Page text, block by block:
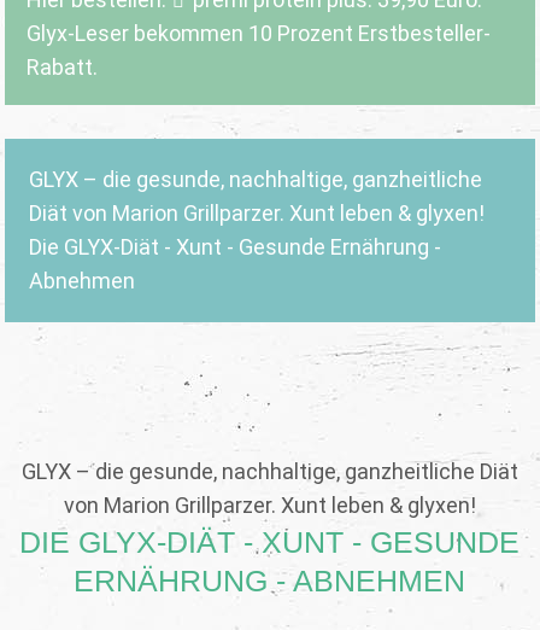
Glyx-Leser bekommen 10 Prozent Erstbesteller-
Rabatt.
GLYX – die gesunde, nachhaltige, ganzheitliche
Diät von Marion Grillparzer. Xunt leben & glyxen!
Die GLYX-Diät - Xunt - Gesunde Ernährung -
Abnehmen
GLYX – die gesunde, nachhaltige, ganzheitliche Diät
von Marion Grillparzer. Xunt leben & glyxen!
DIE GLYX-DIÄT - XUNT - GESUNDE
ERNÄHRUNG - ABNEHMEN